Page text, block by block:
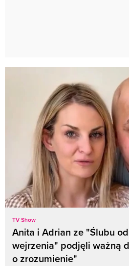
TV Show
Anita i Adrian ze "Ślubu
wejrzenia" podjęli ważną
o zrozumienie"